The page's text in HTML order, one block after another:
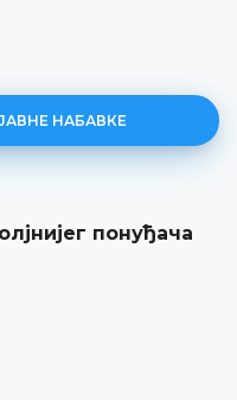
НАБАВКЕ
понуђача